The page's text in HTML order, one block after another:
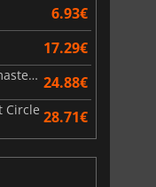
6.93€
17.29€
Elder Scrolls 4 Oblivion Remastered 24.88€
Circle 28.71€